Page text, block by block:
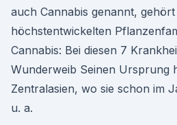
auch Cannabis genannt,
höchstentwickelten
Cannabis: Bei diesen 7
Wunderweib Seinen Ursprung
Zentralasien, wo sie schon im
u. a.